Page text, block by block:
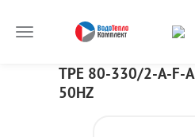
TPE 80-330/2-A-F-
50HZ